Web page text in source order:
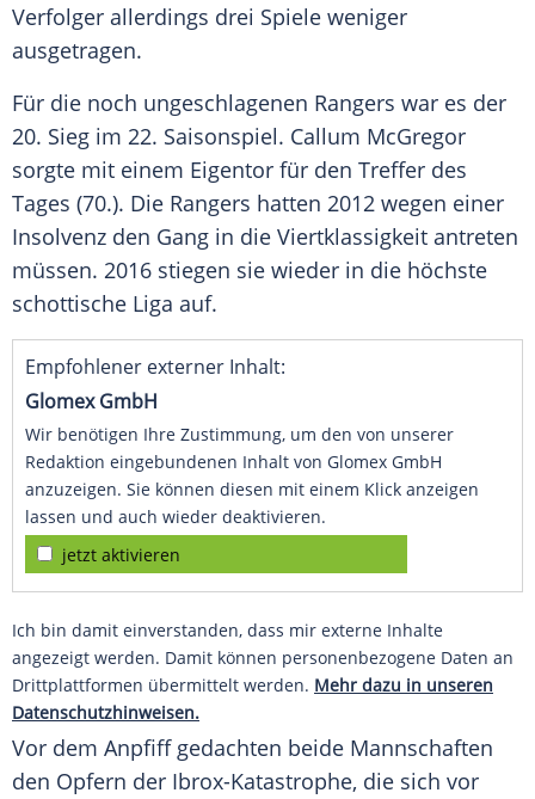
Verfolger allerdings drei Spiele weniger
ausgetragen.
Für die noch ungeschlagenen Rangers war es der
20. Sieg im 22. Saisonspiel. Callum McGregor
sorgte mit einem Eigentor für den Treffer des
Tages (70.). Die Rangers hatten 2012 wegen einer
Insolvenz den Gang in die Viertklassigkeit antreten
müssen. 2016 stiegen sie wieder in die höchste
schottische Liga auf.
Empfohlener externer Inhalt:
Glomex GmbH
Wir benötigen Ihre Zustimmung, um den von unserer
Redaktion eingebundenen Inhalt von Glomex GmbH
anzuzeigen. Sie können diesen mit einem Klick anzeigen
lassen und auch wieder deaktivieren.
jetzt aktivieren
Ich bin damit einverstanden, dass mir externe Inhalte
angezeigt werden. Damit können personenbezogene Daten an
Drittplattformen übermittelt werden. Mehr dazu in unseren
Datenschutzhinweisen.
Vor dem Anpfiff gedachten beide Mannschaften
den Opfern der Ibrox-Katastrophe, die sich vor